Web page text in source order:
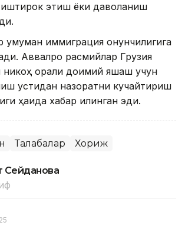
этиш ёки даволаниш
умуман иммиграция қонунчилигига
Аввалроқ расмийлар Грузия
никоҳ орқали доимий яшаш учун
устидан назоратни кучайтириш
ҳақида хабар қилинган эди.
Талабалар Хориж
Сейданова